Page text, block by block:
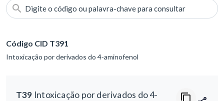
Digite o código ou palavra-chave para consultar
Código CID T391
Intoxicação por derivados do 4-aminofenol
T39 Intoxicação por derivados do 4-